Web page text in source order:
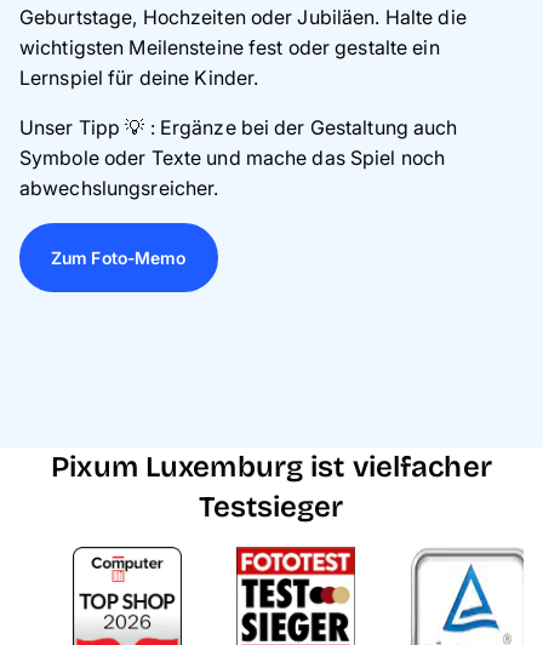
Geburtstage, Hochzeiten oder Jubiläen. Halte die
wichtigsten Meilensteine fest oder gestalte ein
Lernspiel für deine Kinder.
Unser Tipp💡 : Ergänze bei der Gestaltung auch
Symbole oder Texte und mache das Spiel noch
abwechslungsreicher.
Zum Foto-Memo
Pixum Luxemburg ist vielfacher
Testsieger